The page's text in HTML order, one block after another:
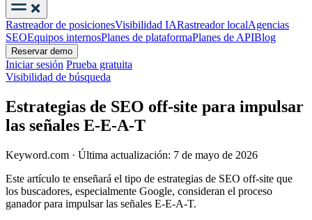
Rastreador de posicionesVisibilidad IARastreador localAgencias
SEOEquipos internosPlanes de plataformaPlanes de APIBlog
Reservar demo
Iniciar sesión Prueba gratuita
Visibilidad de búsqueda
Estrategias de SEO off-site para impulsar
las señales E-E-A-T
Keyword.com · Última actualización: 7 de mayo de 2026
Este artículo te enseñará el tipo de estrategias de SEO off-site que
los buscadores, especialmente Google, consideran el proceso
ganador para impulsar las señales E-E-A-T.